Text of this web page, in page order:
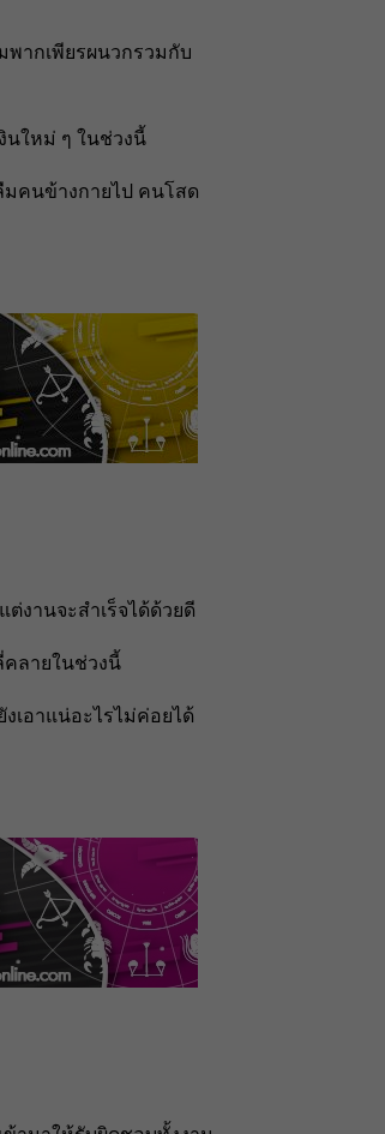
พากเพียรผนวกรวมกับ
นใหม่ ๆ ในช่วงนี้
คนข้างกายไป คนโสด
งานจะสำเร็จได้ด้วยดี
ลายในช่วงนี้
เอาแน่อะไรไม่ค่อยได้